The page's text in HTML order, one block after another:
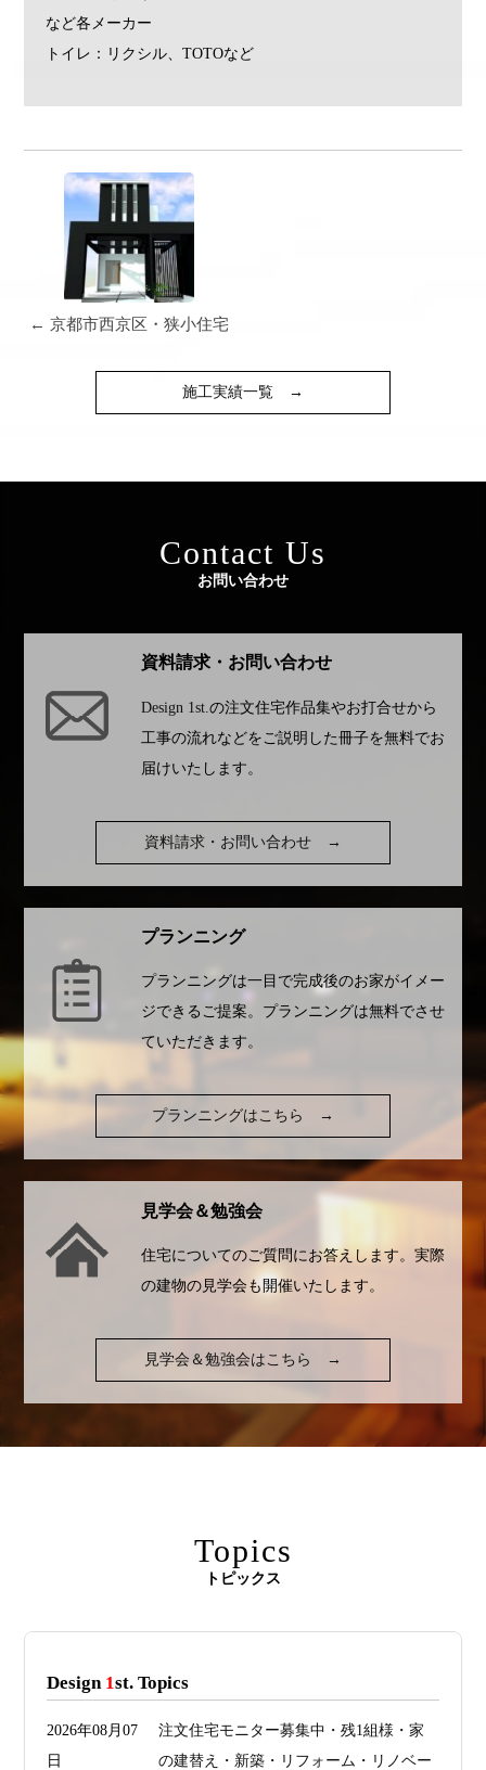
など各メーカー
トイレ：リクシル、TOTOなど
← 京都市西京区・狭小住宅
施工実績一覧 →
Contact Us
お問い合わせ
資料請求・お問い合わせ
Design 1st.の注文住宅作品集やお打合せから
工事の流れなどをご説明した冊子を無料でお
届けいたします。
資料請求・お問い合わせ →
プランニング
プランニングは一目で完成後のお家がイメー
ジできるご提案。プランニングは無料でさせ
ていただきます。
プランニングはこちら →
見学会＆勉強会
住宅についてのご質問にお答えします。実際
の建物の見学会も開催いたします。
見学会＆勉強会はこちら →
Topics
トピックス
Design 1st. Topics
2026年08月07
日
注文住宅モニター募集中・残1組様・家
の建替え・新築・リフォーム・リノベー